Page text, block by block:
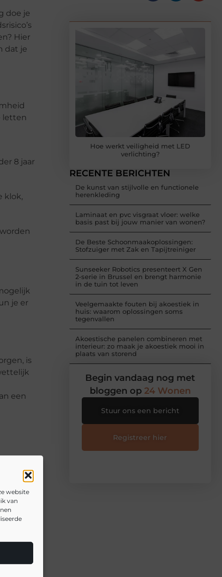
website
van
doe je
Hier
dat je
letten
8 jaar
klok,
je er
is
een
▼
Hoe werkt veiligheid met LED
verlichting?
RECENTE BERICHTEN
De kunst van stijlvolle en functionele
herenkleding
Laminaat en pvc visgraat vloer: welke
basis past bij jouw manier van wonen?
De Beste Schoonmaakoplossingen:
Stofzuiger met Zak en Tapijtreiniger
Sunseeker Robotics presenteert X Gen
2-serie in Brussel en brengt harmonie
in de tuin tot leven
Veelgemaakte fouten bij akoestiek in
huis: waarom oplossingen soms
tegenvallen
Akoestische panelen combineren met
interieur: zo maak je akoestiek mooi in
plaats van storend
Begin vandaag nog met
bloggen op 24 Wonen
Stuur ons een bericht
Registreer hier